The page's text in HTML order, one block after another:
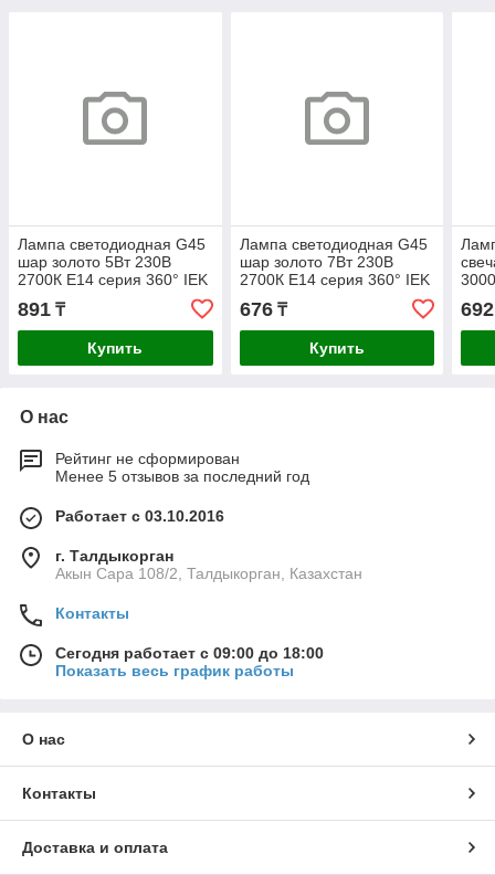
Лампа светодиодная G45
шар золото 5Вт 230В
2700К E14 серия 360° IEK
891 ₸
Купить
Лампа светодиодная G45
шар золото 7Вт 230В
2700К E14 серия 360° IEK
676₸
Купить
692
О нас
Рейтинг не сформирован
Менее 5 отзывов за последний год
Работает с 03.10.2016
г. Талдыкорган
Акын Сара 108/2, Талдыкорган, Казахстан
Контакты
Сегодня работает с 09:00 до 18:00
Показать весь график работы
О нас
Контакты
Доставка и оплата